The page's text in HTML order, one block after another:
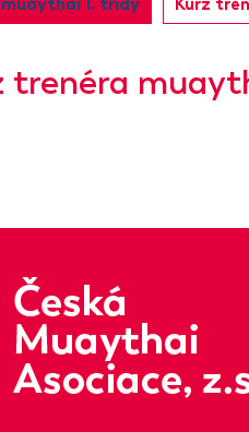
muaythai I. třídy Kurz
trenéra